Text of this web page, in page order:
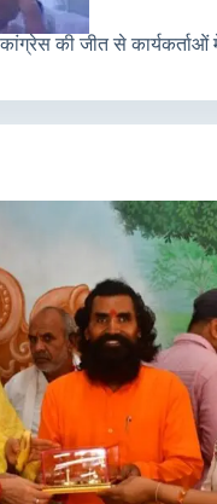
की जीत से कार्यकर्ताओं